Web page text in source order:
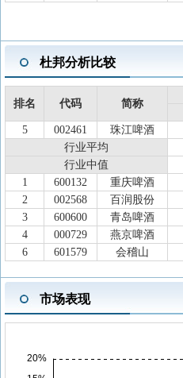
杜邦分析比较
排名 代码 简称
5
002461 珠江啤酒
行业平均
行业中值
1
600132 重庆啤酒
2
002568 百润股份
3
600600 青岛啤酒
4
000729 燕京啤酒
6
601579 会稽山
市场表现